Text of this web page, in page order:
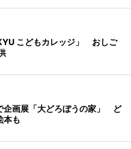
こどもカレッジ」 おしご
企画展「大どろぼうの家」 ど
本も